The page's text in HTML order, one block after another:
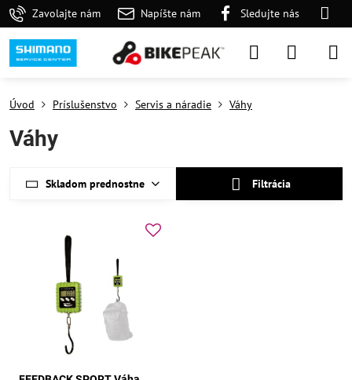
Zavolajte nám Napíšte nám Sledujte nás
Úvod Príslušenstvo Servis a náradie Váhy
Váhy
Skladom prednostne Filtrácia